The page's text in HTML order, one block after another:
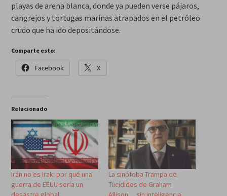
playas de arena blanca, donde ya pueden verse pájaros,
cangrejos y tortugas marinas atrapados en el petróleo
crudo que ha ido depositándose.
Comparte esto:
Facebook X
Relacionado
Irán no es Irak: por qué una
guerra de EEUU sería un
La sinófoba Trampa de
Tucídides de Graham